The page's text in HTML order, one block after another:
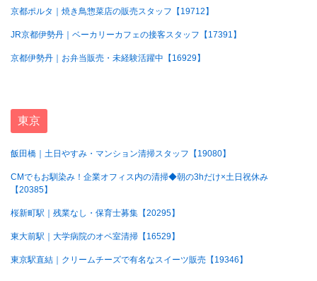
京都ポルタ｜焼き鳥惣菜店の販売スタッフ【19712】
JR京都伊勢丹｜ベーカリーカフェの接客スタッフ【17391】
京都伊勢丹｜お弁当販売・未経験活躍中【16929】
東京
飯田橋｜土日やすみ・マンション清掃スタッフ【19080】
CMでもお馴染み！企業オフィス内の清掃◆朝の3hだけ×土日祝休み
【20385】
桜新町駅｜残業なし・保育士募集【20295】
東大前駅｜大学病院のオペ室清掃【16529】
東京駅直結｜クリームチーズで有名なスイーツ販売【19346】